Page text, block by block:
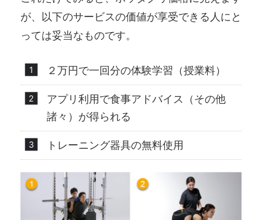
が、以下のサービスの価値が享受できる人にと
っては妥当なものです。
２万円で一回分の体験学習（授業料）
アプリ利用で食事アドバイス（その他
諸々）が得られる
トレーニング器具の無料使用